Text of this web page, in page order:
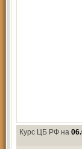
Курс ЦБ РФ на